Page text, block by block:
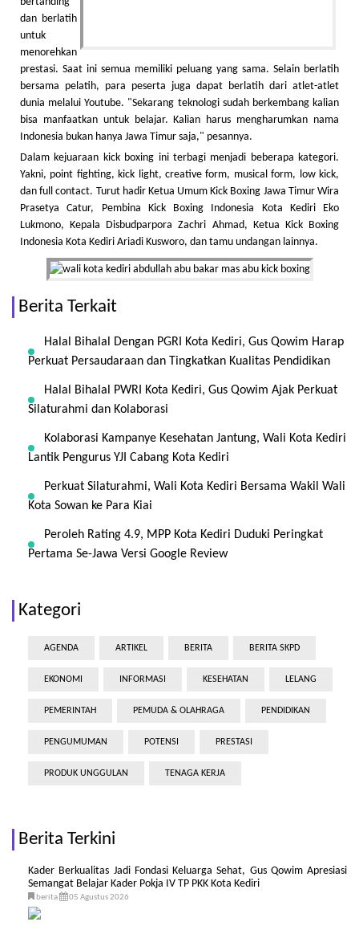
dan berlatih
untuk
menorehkan
prestasi. Saat ini semua memiliki peluang yang sama. Selain berlatih
bersama pelatih, para peserta juga dapat berlatih dari atlet-atlet
dunia melalui Youtube. "Sekarang teknologi sudah berkembang kalian
bisa manfaatkan untuk belajar. Kalian harus mengharumkan nama
Indonesia bukan hanya Jawa Timur saja," pesannya.
Dalam kejuaraan kick boxing ini terbagi menjadi beberapa kategori.
Yakni, point fighting, kick light, creative form, musical form, low kick,
dan full contact. Turut hadir Ketua Umum Kick Boxing Jawa Timur Wira
Prasetya Catur, Pembina Kick Boxing Indonesia Kota Kediri Eko
Lukmono, Kepala Disbudparpora Zachri Ahmad, Ketua Kick Boxing
Indonesia Kota Kediri Ariadi Kusworo, dan tamu undangan lainnya.
Berita Terkait
Halal Bihalal Dengan PGRI Kota Kediri, Gus Qowim Harap
Perkuat Persaudaraan dan Tingkatkan Kualitas Pendidikan
Halal Bihalal PWRI Kota Kediri, Gus Qowim Ajak Perkuat
Silaturahmi dan Kolaborasi
Kolaborasi Kampanye Kesehatan Jantung, Wali Kota Kediri
Lantik Pengurus YJI Cabang Kota Kediri
Perkuat Silaturahmi, Wali Kota Kediri Bersama Wakil Wali
Kota Sowan ke Para Kiai
Peroleh Rating 4.9, MPP Kota Kediri Duduki Peringkat
Pertama Se-Jawa Versi Google Review
Kategori
AGENDA ARTIKEL BERITA BERITA SKPD
EKONOMI INFORMASI KESEHATAN LELANG
PEMERINTAH PEMUDA & OLAHRAGA PENDIDIKAN
PENGUMUMAN POTENSI PRESTASI
PRODUK UNGGULAN TENAGA KERJA
Berita Terkini
Kader Berkualitas Jadi Fondasi Keluarga Sehat, Gus Qowim Apresiasi
Semangat Belajar Kader Pokja IV TP PKK Kota Kediri
berita 05 Agustus 2026